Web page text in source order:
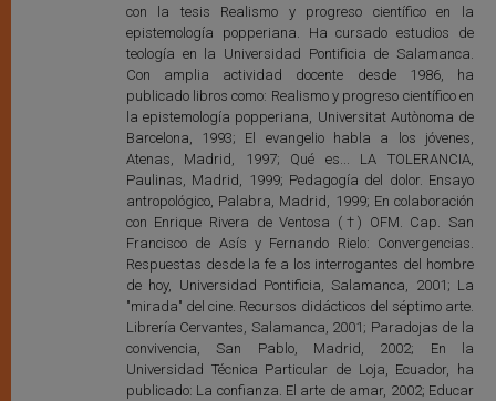
con la tesis Realismo y progreso científico en la
epistemología popperiana. Ha cursado estudios de
teología en la Universidad Pontificia de Salamanca.
Con amplia actividad docente desde 1986, ha
publicado libros como: Realismo y progreso científico en
la epistemología popperiana, Universitat Autònoma de
Barcelona, 1993; El evangelio habla a los jóvenes,
Atenas, Madrid, 1997; Qué es... LA TOLERANCIA,
Paulinas, Madrid, 1999; Pedagogía del dolor. Ensayo
antropológico, Palabra, Madrid, 1999; En colaboración
con Enrique Rivera de Ventosa (†) OFM. Cap. San
Francisco de Asís y Fernando Rielo: Convergencias.
Respuestas desde la fe a los interrogantes del hombre
de hoy, Universidad Pontificia, Salamanca, 2001; La
"mirada" del cine. Recursos didácticos del séptimo arte.
Librería Cervantes, Salamanca, 2001; Paradojas de la
convivencia, San Pablo, Madrid, 2002; En la
Universidad Técnica Particular de Loja, Ecuador, ha
publicado: La confianza. El arte de amar, 2002; Educar